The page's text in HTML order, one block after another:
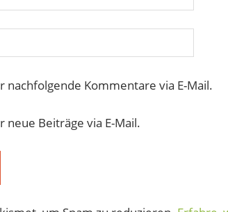
nachfolgende Kommentare via E-Mail.
Beiträge via E-Mail.